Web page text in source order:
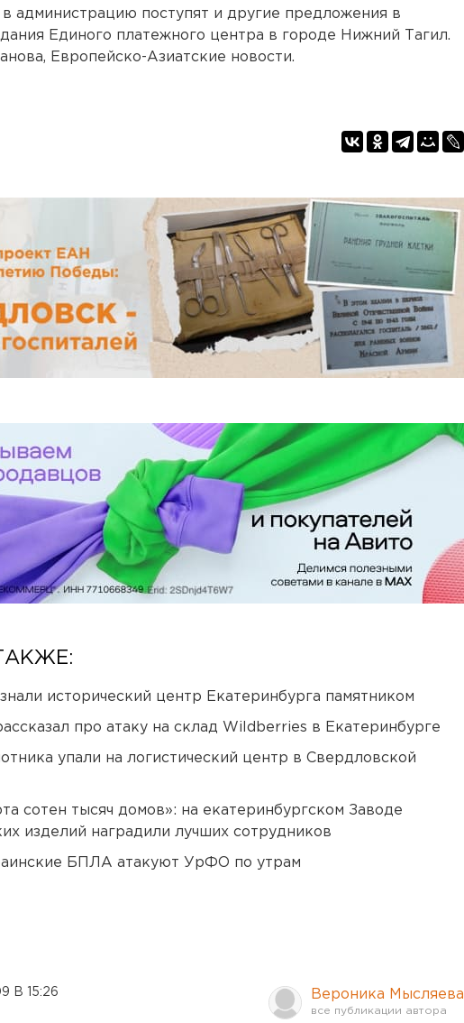
администрацию поступят и другие предложения в
Единого платежного центра в городе Нижний Тагил.
Европейско-Азиатские новости.
исторический центр Екатеринбурга памятником
про атаку на склад Wildberries в Екатеринбурге
упали на логистический центр в Свердловской
сотен тысяч домов»: на екатеринбургском Заводе
изделий наградили лучших сотрудников
БПЛА атакуют УрФО по утрам
В 15:26 Вероника Мысляева